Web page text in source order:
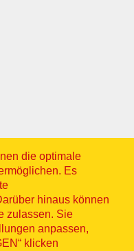
die optimale
Es
hinaus können
zulassen. Sie
anpassen,
klicken